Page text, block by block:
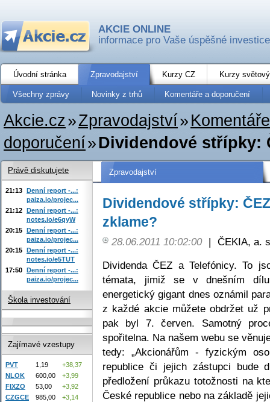
AKCIE ONLINE
informace pro Vaše úspěšné investice
Úvodní stránka Zpravodajství Kurzy CZ Kurzy
Všechny zprávy Novinky z trhů Komentáře a doporučení
Akcie.cz»Zpravodajství»
doporučení»Dividendové střípky:
Zpravodajství
Dividendové střípky:
zklame?
28.06.2011 10:02:00 | ČEKIA, a.
Dividenda ČEZ a Telefónicy. To
témata, jimiž se v dnešním
energetický gigant dnes oznámil
z každé akcie můžete obdržet už
pak byl 7. červen. Samotný
spořitelna. Na našem webu se
tedy: „Akcionářům - fyzickým
republice či jejich zástupci bude
předložení průkazu totožnosti na
České republice nebo na základě
Právě diskutujete
21:13 Denní report -...:
paiza.io/projec...
21:12 Denní report -...:
notes.io/e6qyW
20:15 Denní report -...:
paiza.io/projec...
20:15 Denní report -...:
notes.io/e5TUT
17:50 Denní report -...:
paiza.io/projec...
Škola investování
Zajímavé vzestupy
PVT 1,19
+38,37
NLOK
600,00
+3,99
FIXZO
53,00
+3,92
CZGCE
985,00
+3,14